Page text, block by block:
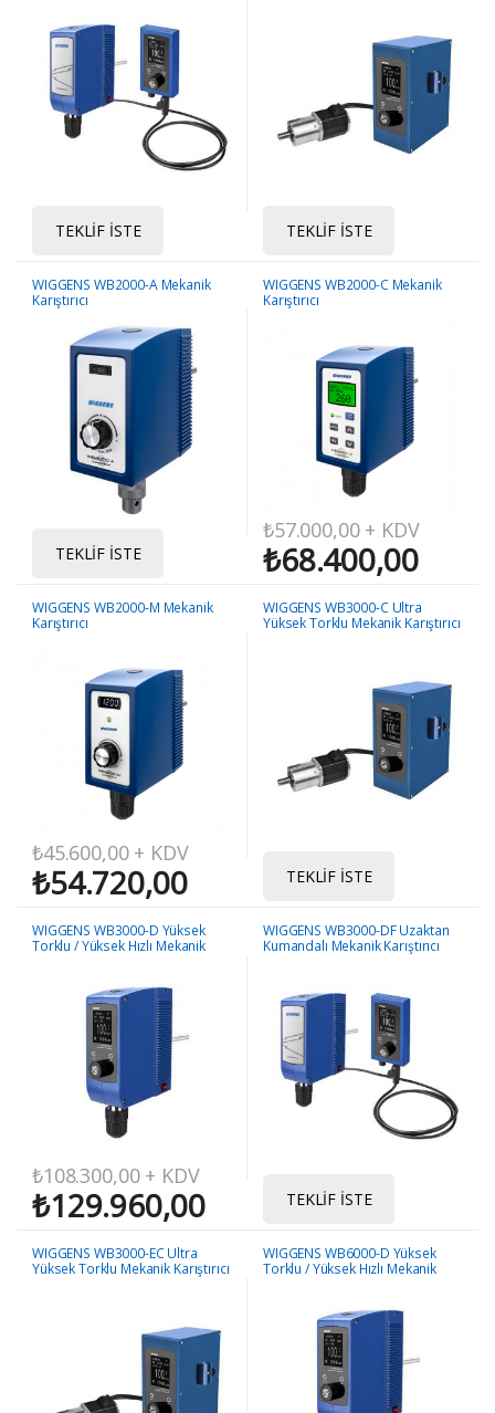
TEKLIF İSTE TEKLIF İSTE
WIGGENS WB2000-A Mekanik
Karıştırıcı
TEKLIF İSTE
WIGGENS WB2000-C Mekanik
Karıştırıcı
₺57.000,00+ KDV
₺68.400,00
WIGGENS WB2000-M Mekanik
Karıştırıcı
₺45.600,00+ KDV
₺54.720,00
WIGGENS WB3000-C Ultra
Yüksek Torklu Mekanik Karıştırıcı
TEKLIF İSTE
WIGGENS WB3000-D Yüksek
Torklu / Yüksek Hızlı Mekanik
₺108.300,00+ KDV
₺129.960,00
WIGGENS WB3000-DF Uzaktan
Kumandalı Mekanik Karıştırıcı
TEKLIF İSTE
WIGGENS WB3000-EC Ultra
Yüksek Torklu Mekanik Karıştırıcı
WIGGENS WB6000-D Yüksek
Torklu / Yüksek Hızlı Mekanik